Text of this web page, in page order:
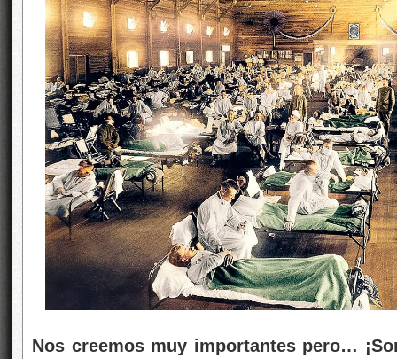
Nos creemos muy importantes pero…